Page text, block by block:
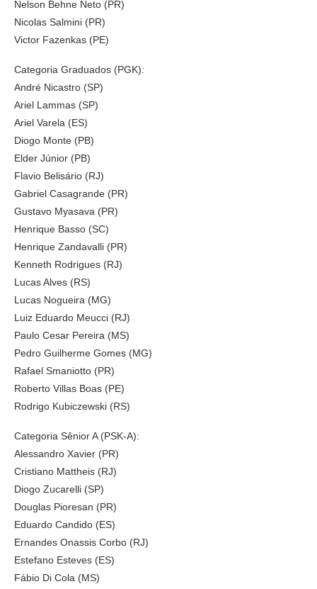
Nelson Behne Neto (PR)
Nicolas Salmini (PR)
Victor Fazenkas (PE)
Categoria Graduados (PGK):
André Nicastro (SP)
Ariel Lammas (SP)
Ariel Varela (ES)
Diogo Monte (PB)
Elder Júnior (PB)
Flavio Belisário (RJ)
Gabriel Casagrande (PR)
Gustavo Myasava (PR)
Henrique Basso (SC)
Henrique Zandavalli (PR)
Kenneth Rodrigues (RJ)
Lucas Alves (RS)
Lucas Nogueira (MG)
Luiz Eduardo Meucci (RJ)
Paulo Cesar Pereira (MS)
Pedro Guilherme Gomes (MG)
Rafael Smaniotto (PR)
Roberto Villas Boas (PE)
Rodrigo Kubiczewski (RS)
Categoria Sênior A (PSK-A):
Alessandro Xavier (PR)
Cristiano Mattheis (RJ)
Diogo Zucarelli (SP)
Douglas Pioresan (PR)
Eduardo Candido (ES)
Ernandes Onassis Corbo (RJ)
Estefano Esteves (ES)
Fábio Di Cola (MS)